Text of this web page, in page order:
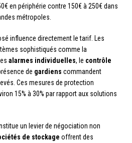
en périphérie contre 150€ à 250€ dans
métropoles.
influence directement le tarif. Les
sophistiqués comme la
alarmes individuelles, le contrôle
de gardiens commandent
Ces mesures de protection
15% à 30% par rapport aux solutions
un levier de négociation non
de stockage offrent des